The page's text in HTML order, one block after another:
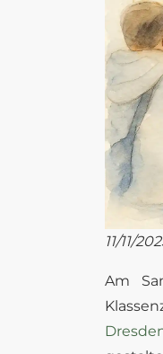
11/11/
Am